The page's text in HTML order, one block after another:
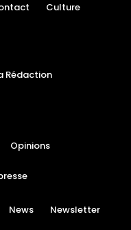
Culture
Rédaction
Opinions
News Newsletter